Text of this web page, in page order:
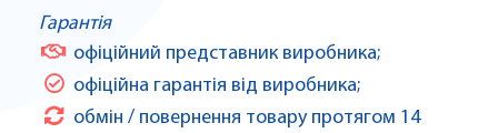
Гарантія
офіційний представник виробника;
офіційна гарантія від виробника;
обмін / повернення товару протягом 14